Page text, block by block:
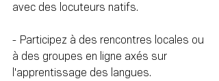
avec des locuteurs natifs.
- Participez à des rencontres locales ou
à des groupes en ligne axés sur
l'apprentissage des langues.